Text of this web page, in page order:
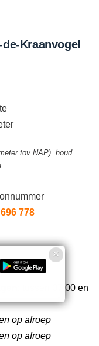
Kraanvogel
tov NAP). houd
778
: tussen 07:00 en
op afroep
op afroep